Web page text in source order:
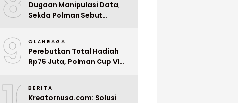
Dugaan Manipulasi Data,
Sekda Polman Sebut
Ditunda
9 OLAHRAGA
Perebutkan Total Hadiah
Rp75 Juta, Polman Cup VI
BERITA
Kreatornusa.com: Solusi